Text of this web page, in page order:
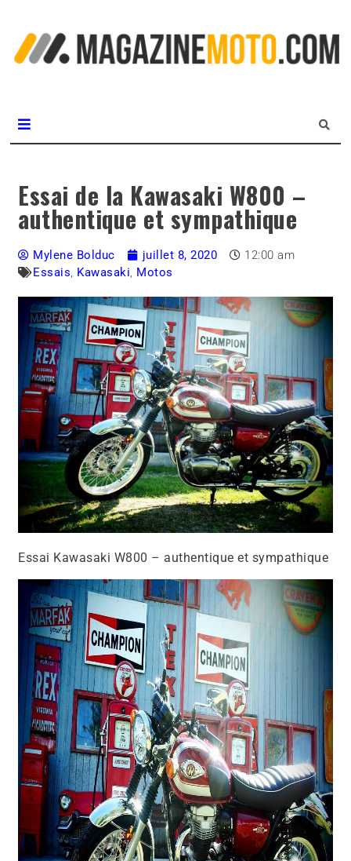
Essai de la Kawasaki W800 –
authentique et sympathique
Mylene Bolduc juillet 8, 2020
12:00 am
Essais, Kawasaki, Motos
Essai Kawasaki W800 – authentique et sympathique